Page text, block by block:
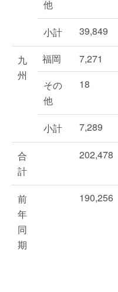
他
小計 39,849
九
州
福岡 7,271
その
他
18
小計 7,289
合
計
202,478
前
年
同
期
190,256